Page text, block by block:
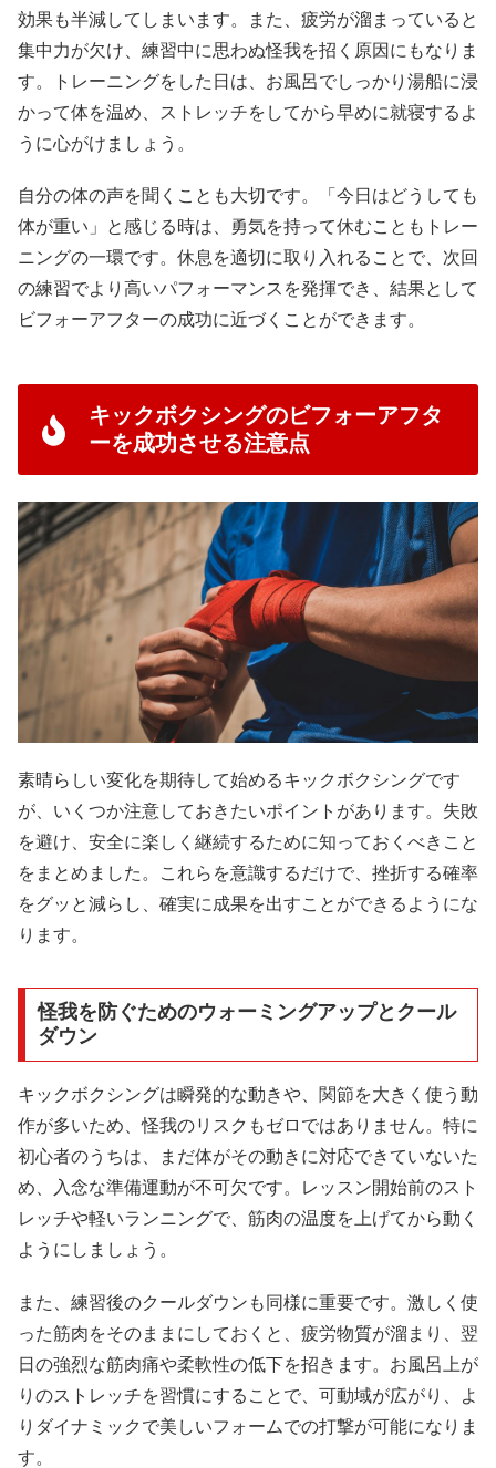
効果も半減してしまいます。また、疲労が溜まっていると
集中力が欠け、練習中に思わぬ怪我を招く原因にもなりま
す。トレーニングをした日は、お風呂でしっかり湯船に浸
かって体を温め、ストレッチをしてから早めに就寝するよ
うに心がけましょう。
自分の体の声を聞くことも大切です。「今日はどうしても
体が重い」と感じる時は、勇気を持って休むこともトレー
ニングの一環です。休息を適切に取り入れることで、次回
の練習でより高いパフォーマンスを発揮でき、結果として
ビフォーアフターの成功に近づくことができます。
キックボクシングのビフォーアフタ
ーを成功させる注意点
素晴らしい変化を期待して始めるキックボクシングです
が、いくつか注意しておきたいポイントがあります。失敗
を避け、安全に楽しく継続するために知っておくべきこと
をまとめました。これらを意識するだけで、挫折する確率
をグッと減らし、確実に成果を出すことができるようにな
ります。
怪我を防ぐためのウォーミングアップとクール
ダウン
キックボクシングは瞬発的な動きや、関節を大きく使う動
作が多いため、怪我のリスクもゼロではありません。特に
初心者のうちは、まだ体がその動きに対応できていないた
め、入念な準備運動が不可欠です。レッスン開始前のスト
レッチや軽いランニングで、筋肉の温度を上げてから動く
ようにしましょう。
また、練習後のクールダウンも同様に重要です。激しく使
った筋肉をそのままにしておくと、疲労物質が溜まり、翌
日の強烈な筋肉痛や柔軟性の低下を招きます。お風呂上が
りのストレッチを習慣にすることで、可動域が広がり、よ
りダイナミックで美しいフォームでの打撃が可能になりま
す。